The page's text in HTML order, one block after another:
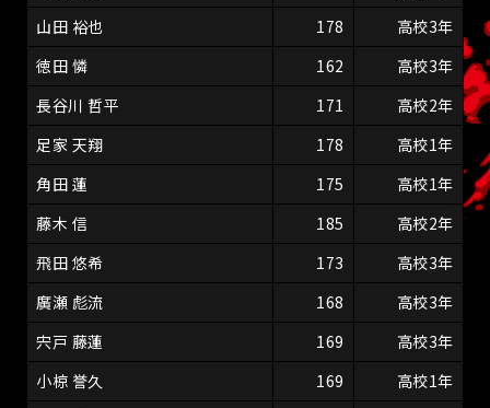
山田 裕也
178
高校3年
徳田 憐
162
高校3年
長谷川 哲平
171
高校2年
足家 天翔
178
高校1年
角田 蓮
175
高校1年
藤木 信
185
高校2年
飛田 悠希
173
高校3年
廣瀬 彪流
168
高校3年
宍戸 藤蓮
169
高校3年
小椋 誉久
169
高校1年